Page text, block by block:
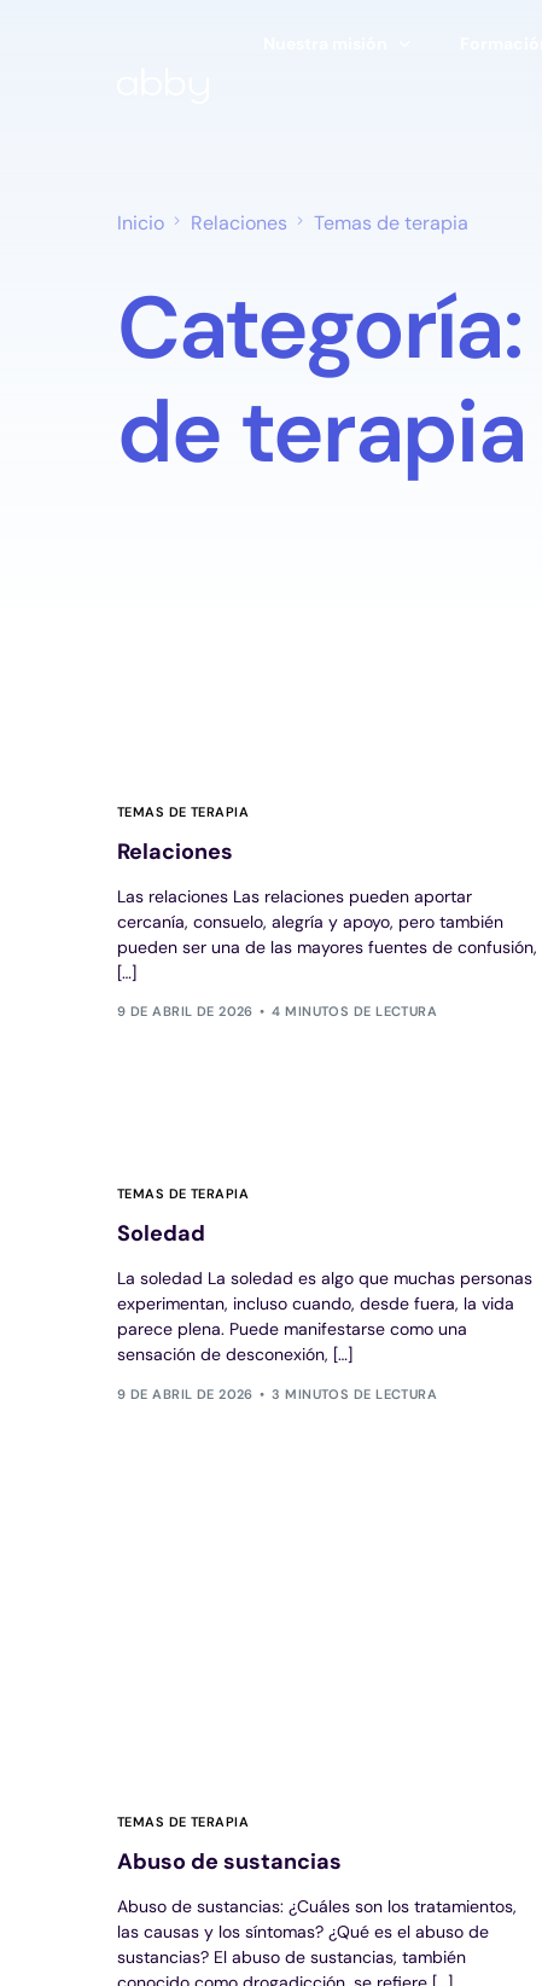
Centro de Investigación
Inicio Relaciones Temas de terapia
Categoría:
de terapia
TEMAS DE TERAPIA
Relaciones
Las relaciones Las relaciones pueden aportar
cercanía, consuelo, alegría y apoyo, pero también
pueden ser una de las mayores fuentes de confusión,
[…]
9 DE ABRIL DE 2026 4 MINUTOS DE LECTURA
TEMAS DE TERAPIA
Soledad
La soledad La soledad es algo que muchas personas
experimentan, incluso cuando, desde fuera, la vida
parece plena. Puede manifestarse como una
sensación de desconexión, […]
9 DE ABRIL DE 2026 3 MINUTOS DE LECTURA
TEMAS DE TERAPIA
Abuso de sustancias
Abuso de sustancias: ¿Cuáles son los tratamientos,
las causas y los síntomas? ¿Qué es el abuso de
sustancias? El abuso de sustancias, también